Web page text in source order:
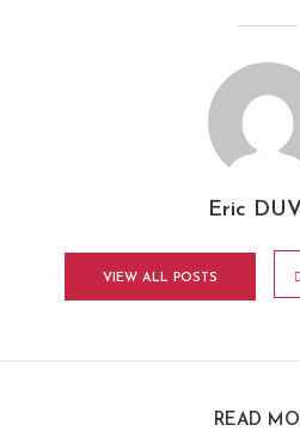
Eric
VIEW ALL POSTS
READ